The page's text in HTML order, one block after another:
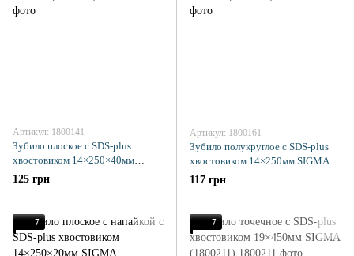
Артикул: 1800141
Зубило плоское с SDS-plus
хвостовиком 14×250×40мм
SIGMA (1800141)
125 грн
Артикул: 1800161
Зубило полукруглое с SDS-plus
хвостовиком 14×250мм SIGMA
(1800161)
117 грн
7 7